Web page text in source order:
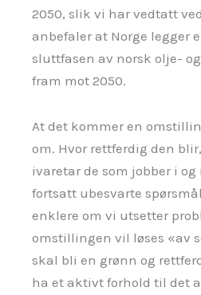
2050, slik vi har vedtatt
anbefaler at Norge legger
sluttfasen av norsk olje-
fram mot 2050.
At det kommer en
om. Hvor rettferdig den
ivaretar de som jobber i
fortsatt ubesvarte
enklere om vi utsetter
omstillingen vil løses «av
skal bli en grønn og
ha et aktivt forhold til det